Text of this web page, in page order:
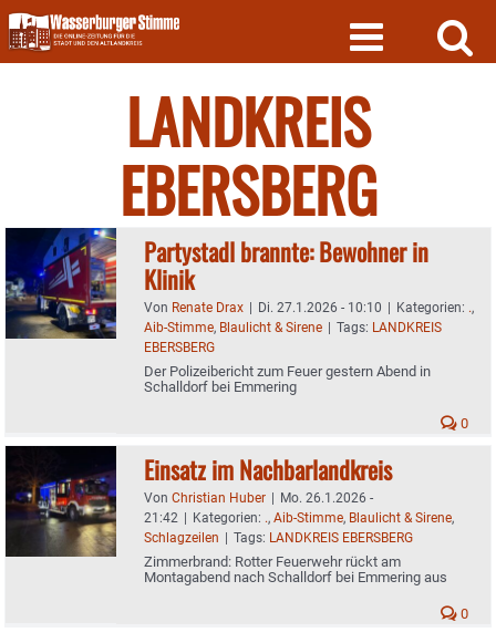
Skip
to
content
LANDKREIS
EBERSBERG
Partystadl brannte: Bewohner in
Klinik
Von Renate Drax | Di. 27.1.2026 - 10:10 | Kategorien: .,
Aib-Stimme, Blaulicht & Sirene | Tags: LANDKREIS
EBERSBERG
Der Polizeibericht zum Feuer gestern Abend in
Schalldorf bei Emmering
0
Einsatz im Nachbarlandkreis
Von Christian Huber | Mo. 26.1.2026 -
21:42 | Kategorien: ., Aib-Stimme, Blaulicht & Sirene,
Schlagzeilen | Tags: LANDKREIS EBERSBERG
Zimmerbrand: Rotter Feuerwehr rückt am
Montagabend nach Schalldorf bei Emmering aus
0